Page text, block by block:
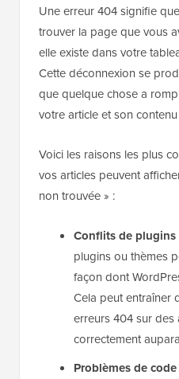
Une erreur 404 signifie
trouver la page que vous
elle existe dans votre
Cette déconnexion se
que quelque chose a
votre article et son
Voici les raisons les plus
vos articles peuvent
non trouvée » :
Conflits de plugins
plugins ou thèmes
façon dont
Cela peut entraîner
erreurs 404 sur des
correctement
Problèmes de